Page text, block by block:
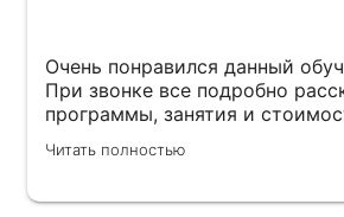
Очень понравился данный
При звонке все подробно
программы, занятия и
узнавала все в другом центре
переписки, так и не смогла
индивидуально нужно было
Читать полностью